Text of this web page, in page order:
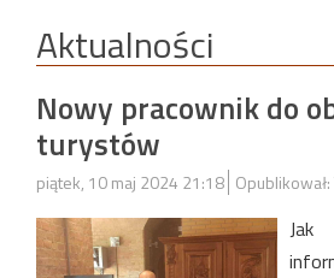
Aktualności
Nowy pracownik do
turystów
piątek, 10 maj 2024 21:18